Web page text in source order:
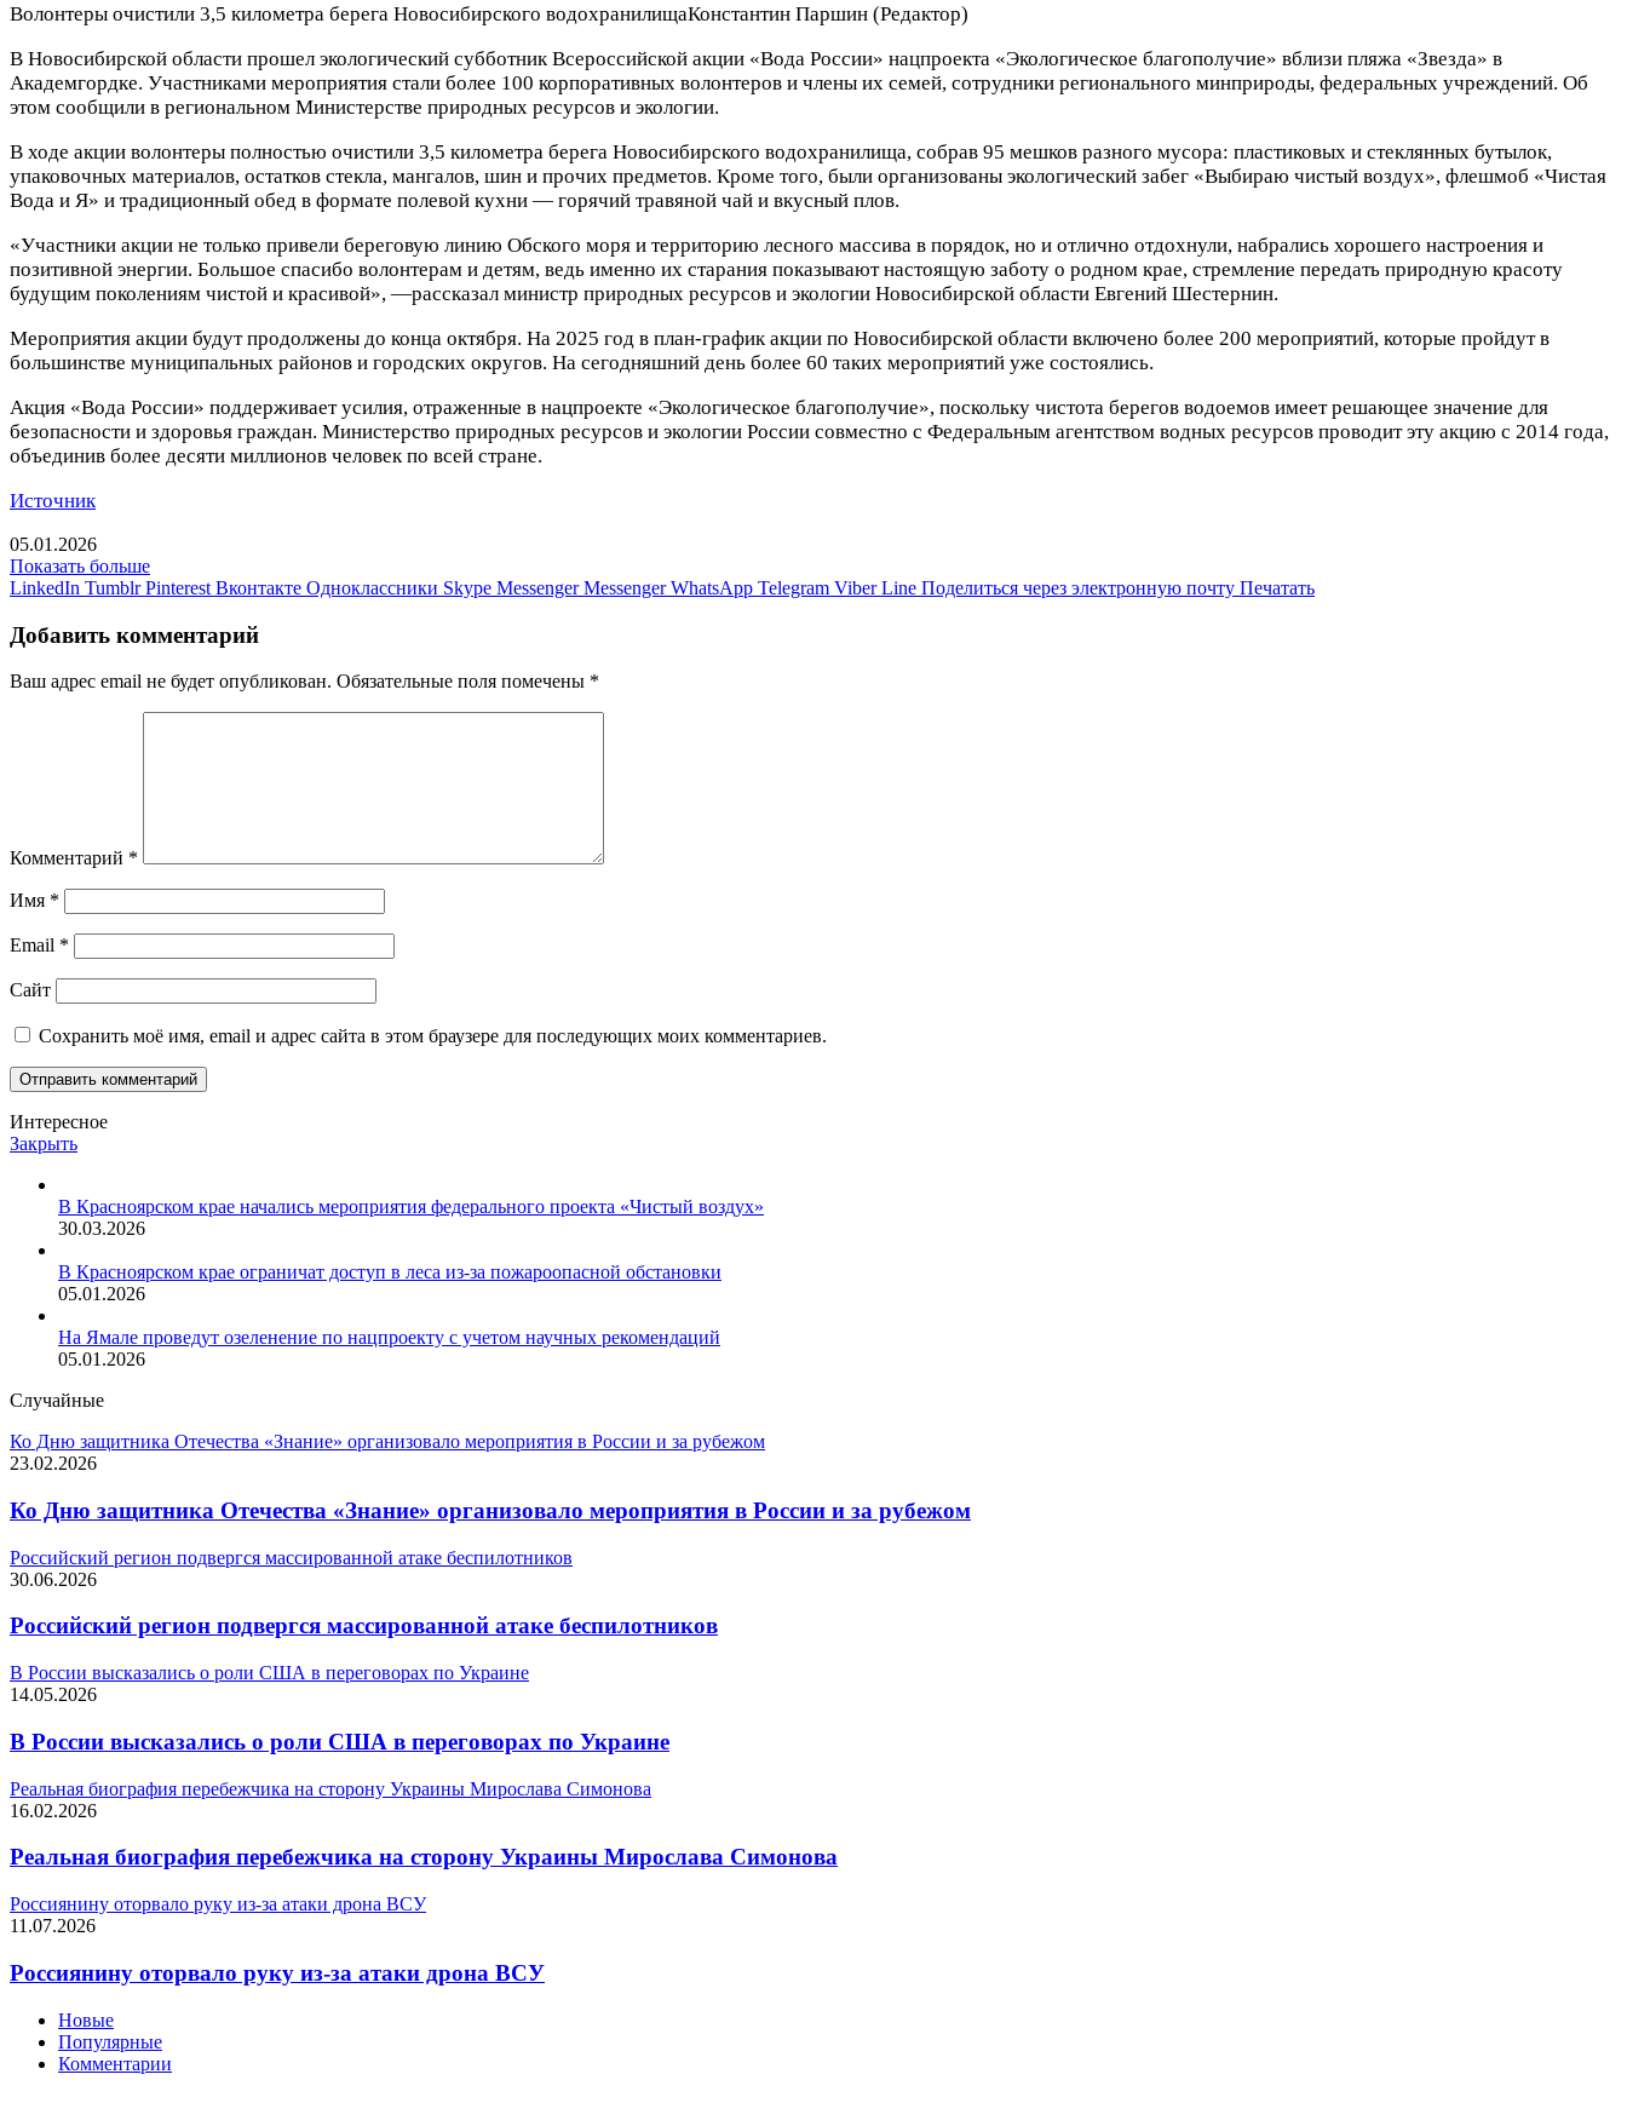
Волонтеры очистили 3,5 километра берега Новосибирского водохранилищаКонстантин Паршин (Редактор)
В Новосибирской области прошел экологический субботник Всероссийской акции «Вода России» нацпроекта «Экологическое благополучие» вблизи пляжа «Звезда» в
Академгордке. Участниками мероприятия стали более 100 корпоративных волонтеров и члены их семей, сотрудники регионального минприроды, федеральных учреждений. Об
этом сообщили в региональном Министерстве природных ресурсов и экологии.
В ходе акции волонтеры полностью очистили 3,5 километра берега Новосибирского водохранилища, собрав 95 мешков разного мусора: пластиковых и стеклянных бутылок,
упаковочных материалов, остатков стекла, мангалов, шин и прочих предметов. Кроме того, были организованы экологический забег «Выбираю чистый воздух», флешмоб «Чистая
Вода и Я» и традиционный обед в формате полевой кухни — горячий травяной чай и вкусный плов.
«Участники акции не только привели береговую линию Обского моря и территорию лесного массива в порядок, но и отлично отдохнули, набрались хорошего настроения и
позитивной энергии. Большое спасибо волонтерам и детям, ведь именно их старания показывают настоящую заботу о родном крае, стремление передать природную красоту
будущим поколениям чистой и красивой», —рассказал министр природных ресурсов и экологии Новосибирской области Евгений Шестернин.
Мероприятия акции будут продолжены до конца октября. На 2025 год в план-график акции по Новосибирской области включено более 200 мероприятий, которые пройдут в
большинстве муниципальных районов и городских округов. На сегодняшний день более 60 таких мероприятий уже состоялись.
Акция «Вода России» поддерживает усилия, отраженные в нацпроекте «Экологическое благополучие», поскольку чистота берегов водоемов имеет решающее значение для
безопасности и здоровья граждан. Министерство природных ресурсов и экологии России совместно с Федеральным агентством водных ресурсов проводит эту акцию с 2014 года,
объединив более десяти миллионов человек по всей стране.
Источник
05.01.2026
Показать больше
LinkedIn Tumblr Pinterest Вконтакте Одноклассники Skype Messenger Messenger WhatsApp Telegram Viber Line Поделиться через электронную почту Печатать
Добавить комментарий
Ваш адрес email не будет опубликован. Обязательные поля помечены *
Комментарий *
Имя *
Email *
Сайт
Сохранить моё имя, email и адрес сайта в этом браузере для последующих моих комментариев.
Интересное
Закрыть
В Красноярском крае начались мероприятия федерального проекта «Чистый воздух»
30.03.2026
В Красноярском крае ограничат доступ в леса из-за пожароопасной обстановки
05.01.2026
На Ямале проведут озеленение по нацпроекту с учетом научных рекомендаций
05.01.2026
Случайные
Ко Дню защитника Отечества «Знание» организовало мероприятия в России и за рубежом
23.02.2026
Ко Дню защитника Отечества «Знание» организовало мероприятия в России и за рубежом
Российский регион подвергся массированной атаке беспилотников
30.06.2026
Российский регион подвергся массированной атаке беспилотников
В России высказались о роли США в переговорах по Украине
14.05.2026
В России высказались о роли США в переговорах по Украине
Реальная биография перебежчика на сторону Украины Мирослава Симонова
16.02.2026
Реальная биография перебежчика на сторону Украины Мирослава Симонова
Россиянину оторвало руку из-за атаки дрона ВСУ
11.07.2026
Россиянину оторвало руку из-за атаки дрона ВСУ
Новые
Популярные
Комментарии